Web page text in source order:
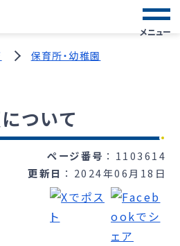
メニュー
保育所・幼稚園
ついて
ページ番号
1103614
更新日
2024年06月18日